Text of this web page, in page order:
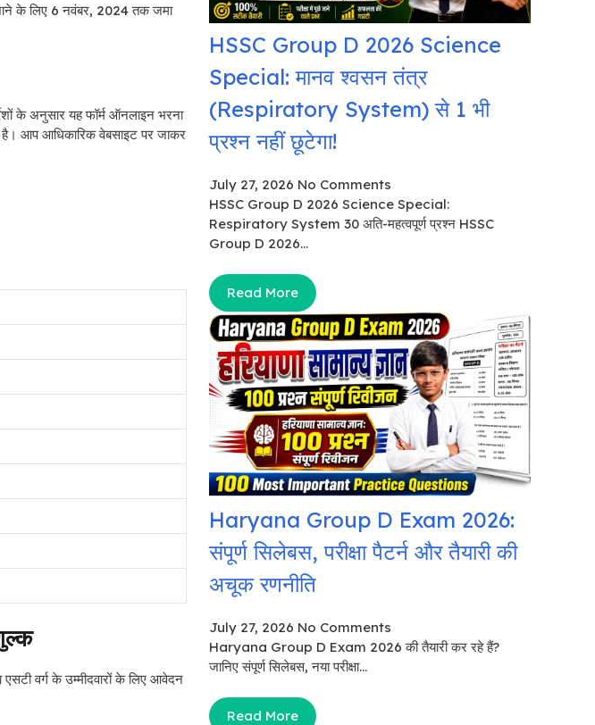
के लिए 6 नवंबर, 2024 तक जमा
के अनुसार यह फॉर्म ऑनलाइन भरना
आप आधिकारिक वेबसाइट पर जाकर
एसटी वर्ग के उम्मीदवारों के लिए आवेदन
HSSC Group D 2026 Science
Special: मानव श्वसन तंत्र
(Respiratory System) से 1 भी
प्रश्न नहीं छूटेगा!
July 27, 2026 No Comments
HSSC Group D 2026 Science Special:
Respiratory System 30 अति-महत्वपूर्ण प्रश्न HSSC
Group D 2026...
Read More
Haryana Group D Exam 2026:
संपूर्ण सिलेबस, परीक्षा पैटर्न और तैयारी की
अचूक रणनीति
July 27, 2026 No Comments
Haryana Group D Exam 2026 की तैयारी कर रहे हैं?
जानिए संपूर्ण सिलेबस, नया परीक्षा...
Read More